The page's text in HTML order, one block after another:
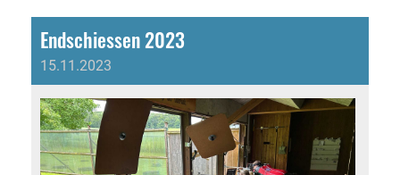
Endschiessen 2023
15.11.2023